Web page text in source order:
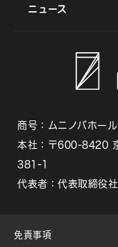
ニュース
商号：ムニノバホー
本社：〒600-8420
381-1
代表者：代表取締役
免責事項